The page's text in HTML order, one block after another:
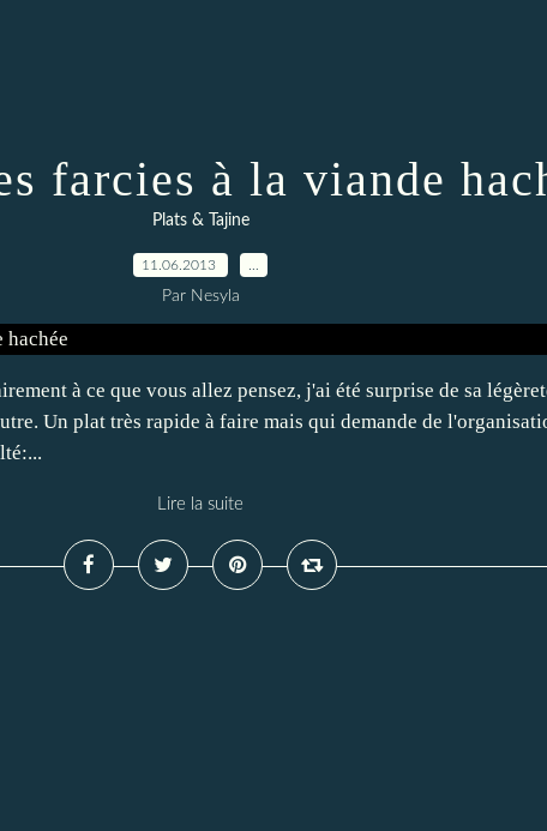
farcies à la viande
Plats & Tajine
11.06.2013
Par Nesyla
à ce que vous allez pensez, j'ai été surprise de sa
Un plat très rapide à faire mais qui demande de
Lire la suite